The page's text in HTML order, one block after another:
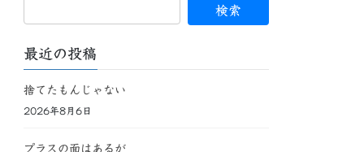
最近の投稿
捨てたもんじゃない
2026年8月6日
プラスの面はあるが